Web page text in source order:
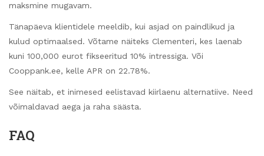
maksmine mugavam.
Tänapäeva klientidele meeldib, kui asjad on paindlikud ja
kulud optimaalsed. Võtame näiteks Clementeri, kes laenab
kuni 100,000 eurot fikseeritud 10% intressiga. Või
Cooppank.ee, kelle APR on 22.78%.
See näitab, et inimesed eelistavad kiirlaenu alternatiive. Need
võimaldavad aega ja raha säästa.
FAQ